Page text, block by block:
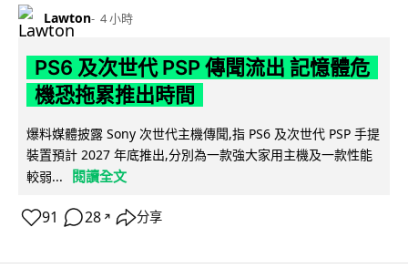
Lawton 4 小時
PS6 及次世代 PSP 傳聞流出 記憶體危
機恐拖累推出時間
爆料媒體披露 Sony 次世代主機傳聞,指 PS6 及次世代 PSP 手提
裝置預計 2027 年底推出,分別為一款強大家用主機及一款性能
較弱...
閱讀全文
91 28 ↗ 分享